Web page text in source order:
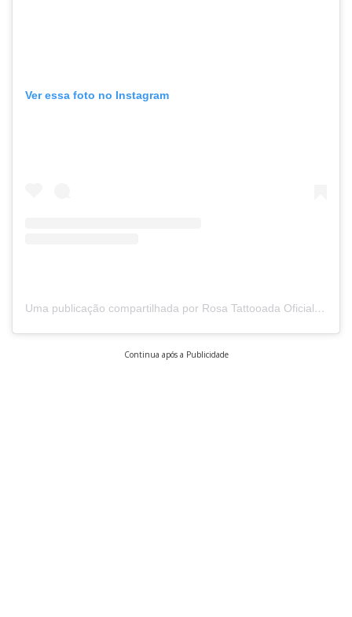
Ver essa foto no Instagram
Uma publicação compartilhada por Rosa Tattooada Oficial (@rosatattooada)
Continua após a Publicidade